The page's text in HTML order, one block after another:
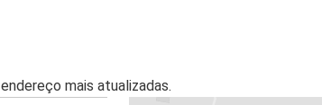
mais atualizadas.